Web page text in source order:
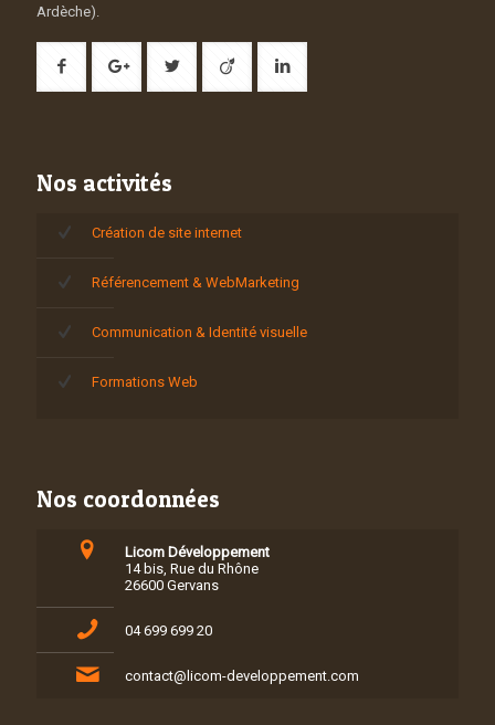
Ardèche).
Nos activités
Création de site internet
Référencement & WebMarketing
Communication & Identité visuelle
Formations Web
Nos coordonnées
Licom Développement
14 bis, Rue du Rhône
26600 Gervans
04 699 699 20
contact@licom-developpement.com